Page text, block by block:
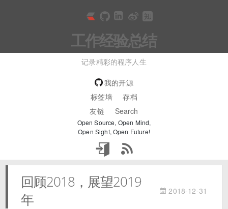
工作经验总结
记录精彩的程序人生
我的开源
标签墙
存档
友链
Search
Open Source, Open Mind,
Open Sight, Open Future!
回顾2018，展望2019
年
2018-12-31